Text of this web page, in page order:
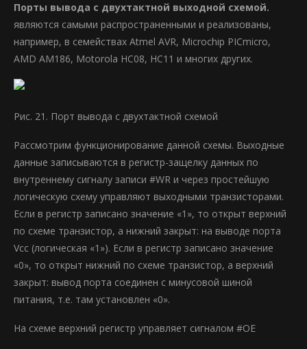
Порты вывода с двухтактной выходной схемой.
являются самыми распространенными и реализованы,
например, в семействах Atmel AVR, Microchip PICmicro,
AMD AM186, Motorola HC08, HC11 и многих других.
Рис. 21. Порт вывода с двухтактной схемой
Рассмотрим функционирование данной схемы. Выходные
данные записываются в регистр-защелку данных по
внутреннему сигналу записи #WR и через простейшую
логическую схему управляют выходными транзисторами.
Если в регистр записано значение «1», то открыт верхний
по схеме транзистор, а нижний закрыт: на выводе порта
Vcc (логическая «1»). Если в регистр записано значение
«0», то открыт нижний по схеме транзистор, а верхний
закрыт: вывод порта соединен с минусовой шиной
питания, т.е. там установлен «0».
На схеме верхний регистр управляет сигналом #OE